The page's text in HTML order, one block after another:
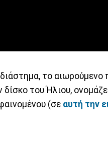
το αιωρούμενο
του Ήλιου,
(σε αυτή την